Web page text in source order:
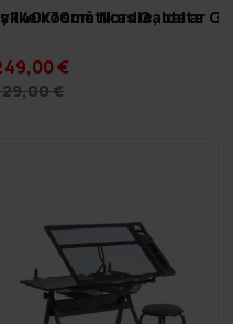
140x70cm Nordic, balts
Kosmētikas Galds ar
€
€